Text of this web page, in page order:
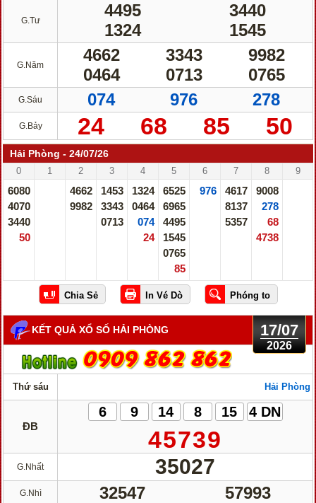
G.Tư
4495
3440
1324
1545
G.Năm
4662 3343
9982
0464
0713 0765
G.Sáu 074 976 278
G.Bảy 24 68 85 50
Hải Phòng - 24/07/26
0 1 2 3 4 5 6 7 8 9
6080
4070
3440
50
4662
9982
1453
3343
0713
1324
0464
074
24
6525
6965
4495
1545
0765
85
976
4617
8137
5357
9008
278
68
4738
17/07
2026
KẾT QUẢ XỔ SỐ HẢI PHÒNG
Thứ sáu Hải Phòng
ĐB
6 9 14 8 15 4 DN
45739
G.Nhất 35027
G.Nhì 32547 57993